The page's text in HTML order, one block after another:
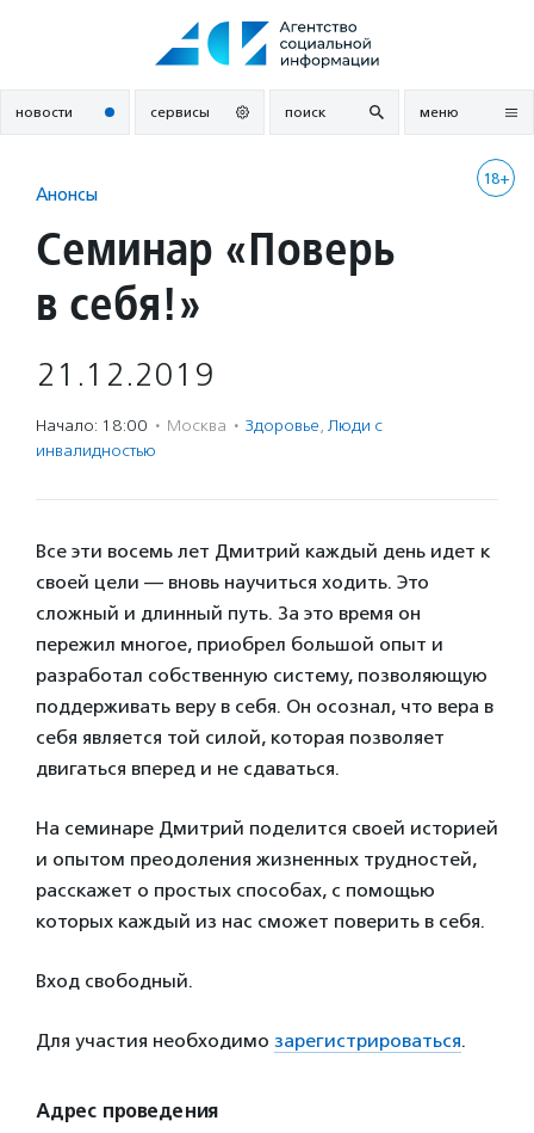
новости сервисы поиск меню
18+
Анонсы
Семинар «Поверь
в себя!»
21.12.2019
Начало: 18:00 · Москва · Здоровье, Люди с
инвалидностью
Все эти восемь лет Дмитрий каждый день идет к
своей цели — вновь научиться ходить. Это
сложный и длинный путь. За это время он
пережил многое, приобрел большой опыт и
разработал собственную систему, позволяющую
поддерживать веру в себя. Он осознал, что вера в
себя является той силой, которая позволяет
двигаться вперед и не сдаваться.
На семинаре Дмитрий поделится своей историей
и опытом преодоления жизненных трудностей,
расскажет о простых способах, с помощью
которых каждый из нас сможет поверить в себя.
Вход свободный.
Для участия необходимо зарегистрироваться.
Адрес проведения